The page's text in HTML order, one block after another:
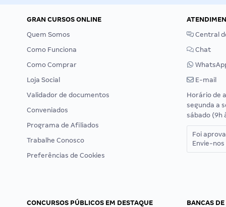
GRAN CURSOS ONLINE
Quem Somos
Como Funciona
Como Comprar
Loja Social
Validador de documentos
Conveniados
Programa de Afiliados
Trabalhe Conosco
Preferências de Cookies
Central
Chat
E-mail
Horário de
segunda a
sábado (9h
Foi
Envie-
CONCURSOS PÚBLICOS EM DESTAQUE
BANCAS